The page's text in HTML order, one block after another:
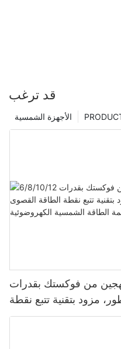
قد ترغب
الأجهزة الشمسية
من فوكستك بقدرات
الطور، مزود بتقنية تتبع نقطة
الطاقة القصوى (MPPT)، يدعم توصيل 9 وحدات بالتوازي